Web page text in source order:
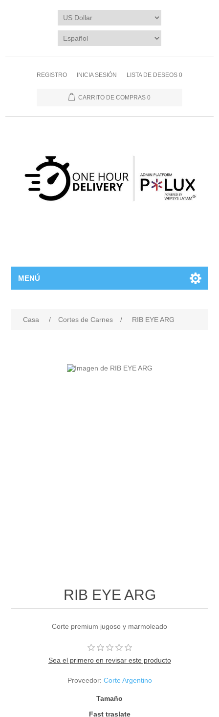
REGISTRO INICIA SESIÓN LISTA DE DESEOS 0
CARRITO DE COMPRAS 0
MENÚ
Casa / Cortes de Carnes / RIB EYE ARG
RIB EYE ARG
Corte premium jugoso y marmoleado
Sea el primero en revisar este producto
Proveedor: Corte Argentino
Tamaño
Fast traslate